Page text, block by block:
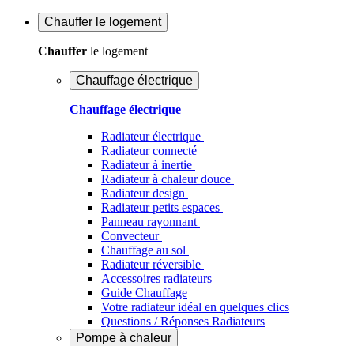
Chauffer le logement
Chauffer le logement
Chauffage électrique
Chauffage électrique
Radiateur électrique
Radiateur connecté
Radiateur à inertie
Radiateur à chaleur douce
Radiateur design
Radiateur petits espaces
Panneau rayonnant
Convecteur
Chauffage au sol
Radiateur réversible
Accessoires radiateurs
Guide Chauffage
Votre radiateur idéal en quelques clics
Questions / Réponses Radiateurs
Pompe à chaleur